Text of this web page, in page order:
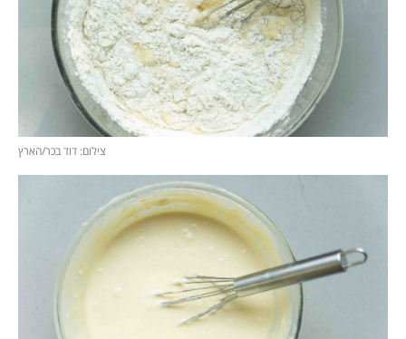
צילום: דוד בכר/הארץ